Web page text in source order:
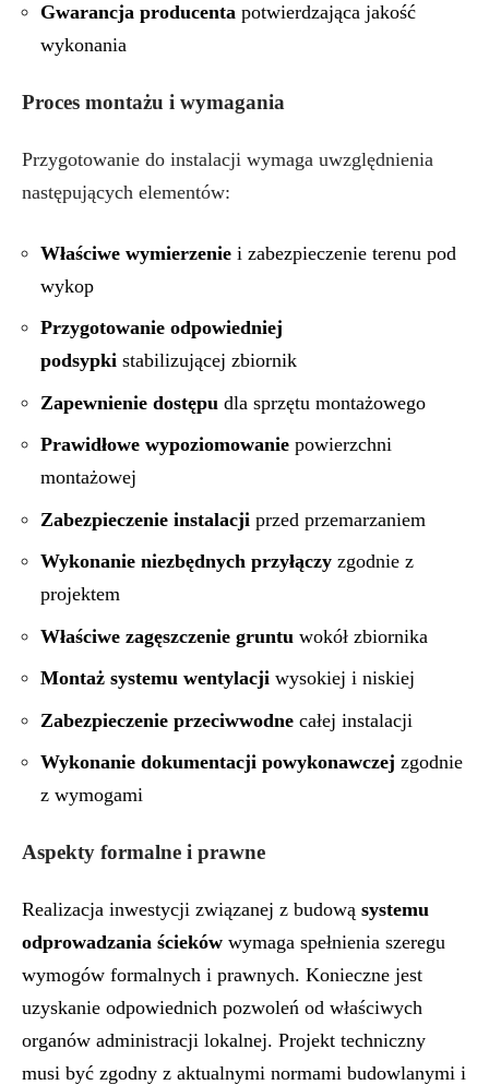
Gwarancja producenta potwierdzająca jakość
wykonania
Proces montażu i wymagania
Przygotowanie do instalacji wymaga uwzględnienia
następujących elementów:
Właściwe wymierzenie i zabezpieczenie terenu pod
wykop
Przygotowanie odpowiedniej
podsypki stabilizującej zbiornik
Zapewnienie dostępu dla sprzętu montażowego
Prawidłowe wypoziomowanie powierzchni
montażowej
Zabezpieczenie instalacji przed przemarzaniem
Wykonanie niezbędnych przyłączy zgodnie z
projektem
Właściwe zagęszczenie gruntu wokół zbiornika
Montaż systemu wentylacji wysokiej i niskiej
Zabezpieczenie przeciwwodne całej instalacji
Wykonanie dokumentacji powykonawczej zgodnie
z wymogami
Aspekty formalne i prawne
Realizacja inwestycji związanej z budową systemu
odprowadzania ścieków wymaga spełnienia szeregu
wymogów formalnych i prawnych. Konieczne jest
uzyskanie odpowiednich pozwoleń od właściwych
organów administracji lokalnej. Projekt techniczny
musi być zgodny z aktualnymi normami budowlanymi i